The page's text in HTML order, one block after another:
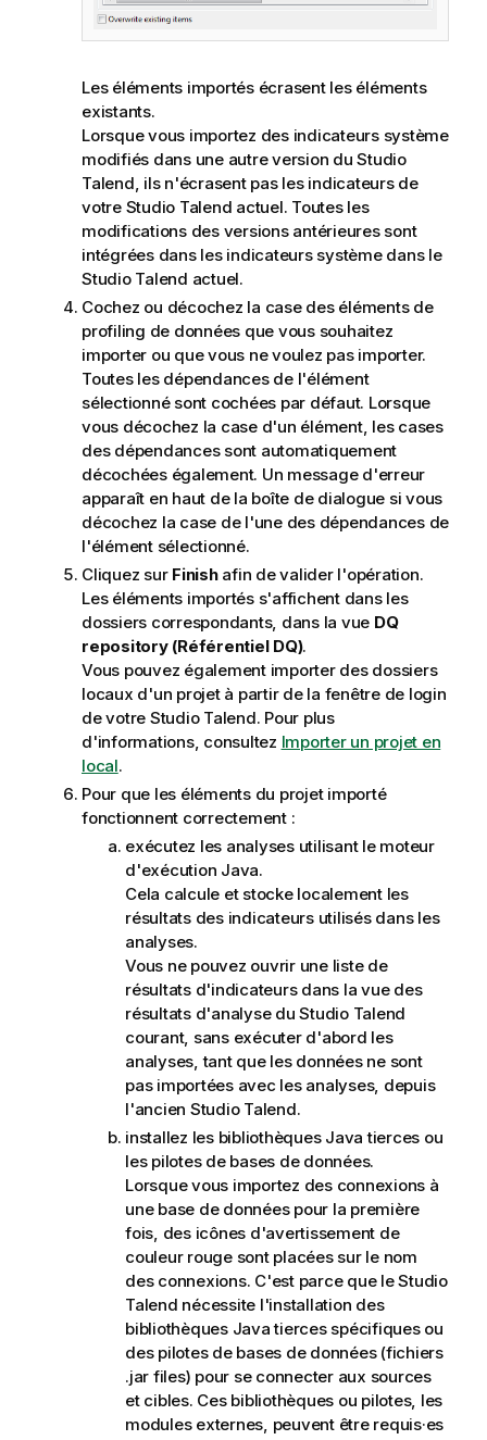
Les éléments importés écrasent les éléments
existants.
Lorsque vous importez des indicateurs système
modifiés dans une autre version duStudio
Talend , ils n'écrasent pas les indicateurs de
votre Studio Talend actuel. Toutes les
modifications des versions antérieures sont
intégrées dans les indicateurs système dans le
Studio Talend actuel.
Cochez ou décochez la case des éléments de
profiling de données que vous souhaitez
importer ou que vous ne voulez pas importer.
Toutes les dépendances de l'élément
sélectionné sont cochées par défaut. Lorsque
vous décochez la case d'un élément, les cases
des dépendances sont automatiquement
décochées également. Un message d'erreur
apparaît en haut de la boîte de dialogue si vous
décochez la case de l'une des dépendances de
l'élément sélectionné.
Cliquez sur Finishafin de valider l'opération.
Les éléments importés s'affichent dans les
dossiers correspondants, dans la vue DQ
repository (Référentiel DQ).
Vous pouvez également importer des dossiers
locaux d'un projet à partir de la fenêtre de login
de votre Studio Talend. Pour plus
d'informations, consultez Importer un projet en
local.
Pour que les éléments du projet importé
fonctionnent correctement :
exécutez les analyses utilisant le moteur
d'exécution Java.
Cela calcule et stocke localement les
résultats des indicateurs utilisés dans les
analyses.
Vous ne pouvez ouvrir une liste de
résultats d'indicateurs dans la vue des
résultats d'analyse duStudio Talend
courant, sans exécuter d'abord les
analyses, tant que les données ne sont
pas importées avec les analyses, depuis
l'ancien Studio Talend.
installez les bibliothèques Java tierces ou
les pilotes de bases de données.
Lorsque vous importez des connexions à
une base de données pour la première
fois, des icônes d'avertissement de
couleur rouge sont placées sur le nom
des connexions. C'est parce que leStudio
Talend nécessite l'installation des
bibliothèques Java tierces spécifiques ou
des pilotes de bases de données (fichiers
.jar files) pour se connecter aux sources
et cibles. Ces bibliothèques ou pilotes, les
modules externes, peuvent être requis·es